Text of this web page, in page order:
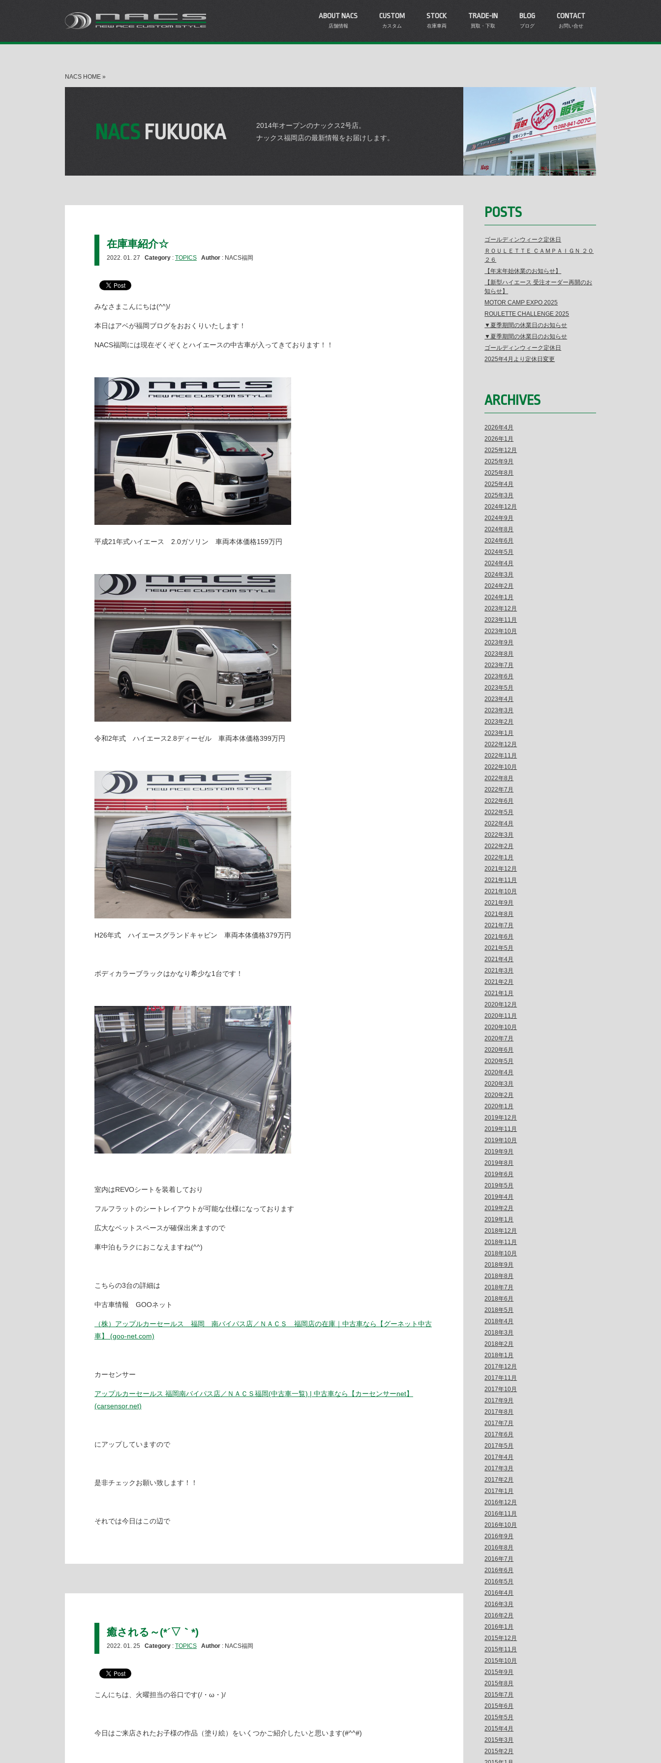
ABOUT NACS
店舗情報
CUSTOM
カスタム
STOCK
在庫車両
TRADE-IN
買取・下取
BLOG
ブログ
CONTACT
お問い合せ
NACS HOME »
NACS FUKUOKA
2014年オープンのナックス2号店。
ナックス福岡店の最新情報をお届けします。
在庫車紹介☆
2022. 01. 27 Category : TOPICS Author : NACS福岡
みなさまこんにちは(^^)/
本日はアベが福岡ブログをおおくりいたします！
NACS福岡には現在ぞくぞくとハイエースの中古車が入ってきております！！
平成21年式ハイエース 2.0ガソリン 車両本体価格159万円
令和2年式 ハイエース2.8ディーゼル 車両本体価格399万円
H26年式 ハイエースグランドキャビン 車両本体価格379万円
ボディカラーブラックはかなり希少な1台です！
室内はREVOシートを装着しており
フルフラットのシートレイアウトが可能な仕様になっております
広大なベットスペースが確保出来ますので
車中泊もラクにおこなえますね(^^)
こちらの3台の詳細は
中古車情報 GOOネット
（株）アップルカーセールス 福岡 南バイパス店／ＮＡＣＳ 福岡店の在庫｜中古車なら【グーネット中古
車】 (goo-net.com)
カーセンサー
アップルカーセールス 福岡南バイパス店／ＮＡＣＳ福岡(中古車一覧) | 中古車なら【カーセンサーnet】
(carsensor.net)
にアップしていますので
是非チェックお願い致します！！
それでは今日はこの辺で
癒される～(*´▽｀*)
2022. 01. 25 Category : TOPICS Author : NACS福岡
こんにちは、火曜担当の谷口です(/・ω・)/
今日はご来店されたお子様の作品（塗り絵）をいくつかご紹介したいと思います(#^^#)
POSTS
ゴールディンウィーク定休日
ＲＯＵＬＥＴＴＥ ＣＡＭＰＡＩＧＮ ２０
２６
【年末年始休業のお知らせ】
【新型ハイエース 受注オーダー再開のお
知らせ】
MOTOR CAMP EXPO 2025
ROULETTE CHALLENGE 2025
▼夏季期間の休業日のお知らせ
▼夏季期間の休業日のお知らせ
ゴールディンウィーク定休日
2025年4月より定休日変更
ARCHIVES
2026年4月
2026年1月
2025年12月
2025年9月
2025年8月
2025年4月
2025年3月
2024年12月
2024年9月
2024年8月
2024年6月
2024年5月
2024年4月
2024年3月
2024年2月
2024年1月
2023年12月
2023年11月
2023年10月
2023年9月
2023年8月
2023年7月
2023年6月
2023年5月
2023年4月
2023年3月
2023年2月
2023年1月
2022年12月
2022年11月
2022年10月
2022年8月
2022年7月
2022年6月
2022年5月
2022年4月
2022年3月
2022年2月
2022年1月
2021年12月
2021年11月
2021年10月
2021年9月
2021年8月
2021年7月
2021年6月
2021年5月
2021年4月
2021年3月
2021年2月
2021年1月
2020年12月
2020年11月
2020年10月
2020年7月
2020年6月
2020年5月
2020年4月
2020年3月
2020年2月
2020年1月
2019年12月
2019年11月
2019年10月
2019年9月
2019年8月
2019年6月
2019年5月
2019年4月
2019年2月
2019年1月
2018年12月
2018年11月
2018年10月
2018年9月
2018年8月
2018年7月
2018年6月
2018年5月
2018年4月
2018年3月
2018年2月
2018年1月
2017年12月
2017年11月
2017年10月
2017年9月
2017年8月
2017年7月
2017年6月
2017年5月
2017年4月
2017年3月
2017年2月
2017年1月
2016年12月
2016年11月
2016年10月
2016年9月
2016年8月
2016年7月
2016年6月
2016年5月
2016年4月
2016年3月
2016年2月
2016年1月
2015年12月
2015年11月
2015年10月
2015年9月
2015年8月
2015年7月
2015年6月
2015年5月
2015年4月
2015年3月
2015年2月